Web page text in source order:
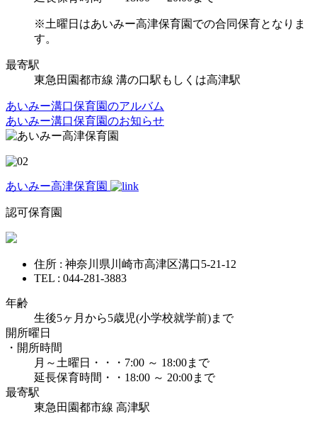
※土曜日はあいみー高津保育園での合同保育となりま
す。
最寄駅
東急田園都市線 溝の口駅もしくは高津駅
あいみー溝口保育園のアルバム
あいみー溝口保育園のお知らせ
あいみー高津保育園
認可保育園
住所 : 神奈川県川崎市高津区溝口5-21-12
TEL : 044-281-3883
年齢
生後5ヶ月から5歳児(小学校就学前)まで
開所曜日
・開所時間
月～土曜日・・・7:00 ～ 18:00まで
延長保育時間・・18:00 ～ 20:00まで
最寄駅
東急田園都市線 高津駅